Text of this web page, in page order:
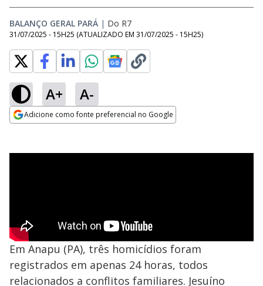
BALANÇO GERAL PARÁ | Do R7
31/07/2025 - 15H25 (ATUALIZADO EM 31/07/2025 - 15H25)
A+ A-
Adicione como fonte preferencial no Google
Em Anapu (PA), três homicídios foram
registrados em apenas 24 horas, todos
relacionados a conflitos familiares. Jesuíno